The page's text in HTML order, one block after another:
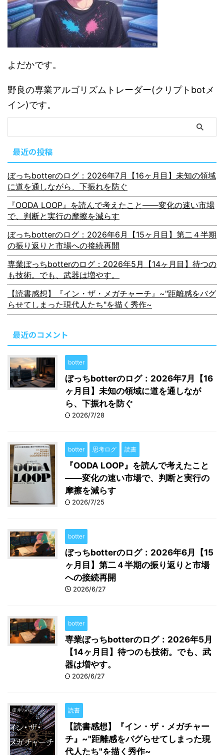
よだかです。
野良の専業アルゴリズムトレーダー(クリプトbotメ
イン)です。
最近の投稿
ぼっちbotterのログ：2026年7月【16ヶ月目】未知の領域
に道を通しながら、下振れを防ぐ
『OODA LOOP』を読んで考えたこと――変化の速い市場
で、判断と実行の摩擦を減らす
ぼっちbotterのログ：2026年6月【15ヶ月目】第二４半期
の振り返りと市場への接続再開
専業ぼっちbotterのログ：2026年5月【14ヶ月目】待つの
も技術。でも、武器は増やす。
【読書感想】『イン・ザ・メガチャーチ』~"距離感をバグ
らせてしまった現代人たち"を描く秀作~
最近のコメント
botter
ぼっちbotterのログ：2026年7月【16
ヶ月目】未知の領域に道を通しなが
ら、下振れを防ぐ
2026/7/28
botter 思考ログ 読書
『OODA LOOP』を読んで考えたこと
――変化の速い市場で、判断と実行の
摩擦を減らす
2026/7/25
botter
ぼっちbotterのログ：2026年6月【15
ヶ月目】第二４半期の振り返りと市場
への接続再開
2026/6/27
botter
専業ぼっちbotterのログ：2026年5月
【14ヶ月目】待つのも技術。でも、武
器は増やす。
2026/6/27
読書
【読書感想】『イン・ザ・メガチャー
チ』~"距離感をバグらせてしまった現
代人たち"を描く秀作~